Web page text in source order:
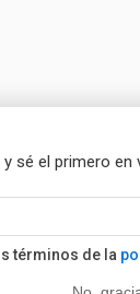
sé el primero en
términos de la
Filtros